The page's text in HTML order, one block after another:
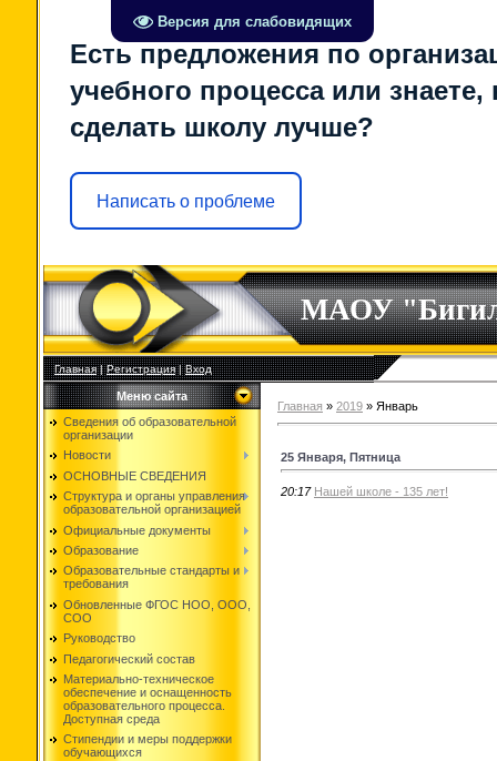
Версия для слабовидящих
Есть предложения по
учебного процесса или знаете,
сделать школу лучше?
Написать о проблеме
МАОУ
Главная|Регистрация|Вход
Меню сайта
Сведения об образовательной
организации
Новости
ОСНОВНЫЕ СВЕДЕНИЯ
Структура и органы управления
образовательной организацией
Официальные документы
Образование
Образовательные стандарты и
требования
Обновленные ФГОС НОО, ООО,
СОО
Руководство
Педагогический состав
Материально-техническое
обеспечение и оснащенность
образовательного процесса.
Доступная среда
Стипендии и меры поддержки
обучающихся
Главная » 2019 » Январь
25 Января, Пятница
20:17 Нашей школе - 135 лет!